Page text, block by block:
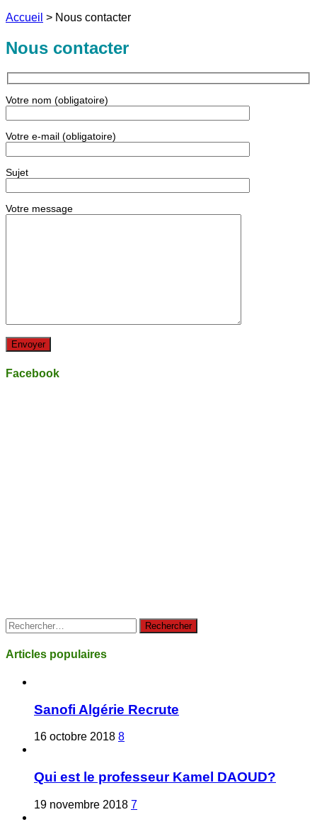
Accueil > Nous contacter
Nous contacter
Votre nom (obligatoire)
Votre e-mail (obligatoire)
Sujet
Votre message
Facebook
Rechercher :
Articles populaires
Sanofi Algérie Recrute
16 octobre 2018 8
Qui est le professeur Kamel DAOUD?
19 novembre 2018 7